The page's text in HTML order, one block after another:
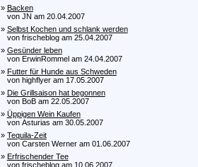
» Backen
von JN am 20.04.2007
» Selbst Kochen und schlank werden
von frischeblog am 25.04.2007
» Gesünder leben
von ErwinRommel am 24.04.2007
» Futter für Hunde aus Schweden
von highflyer am 17.05.2007
» Die Grillsaison hat begonnen
von BoB am 22.05.2007
» Üppigen Wein Kaufen
von Asturias am 30.05.2007
» Tequila-Zeit
von Carsten Werner am 01.06.2007
» Erfrischender Tee
von frischeblog am 10.06.2007